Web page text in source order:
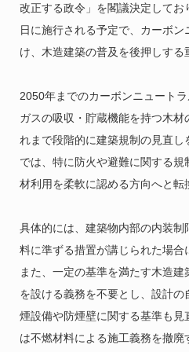
改正する政令」を閣議決定してお
日に施行される予定で、カーボ
け、木造建築の普及を後押しする
2050年までのカーボンニュート
ガスの吸収・貯蔵機能を持つ木材
れまで段階的に建築規制の見直
では、特に防火や避難に関する
材利用を柔軟に認める方向へと転
具体的には、建築物内部の内装
料に準ずる措置が講じられた場合
また、一定の基準を満たす木造
を設ける義務を不要とし、設計
煙設備や防煙壁に関する基準も
は不燃材料による施工義務を撤